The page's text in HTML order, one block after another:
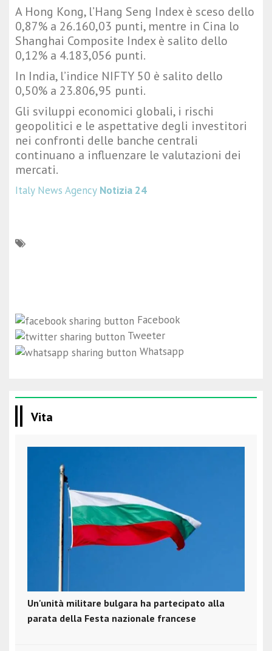
A Hong Kong, l’Hang Seng Indexè sceso dello
0,87% a 26.160,03 punti, mentre in Cina lo
Shanghai Composite Indexè salito dello
0,12% a 4.183,056 punti.
In India, l’indice NIFTY 50 è salito dello
0,50% a 23.806,95 punti.
Gli sviluppi economici globali, i rischi
geopolitici e le aspettative degli investitori
nei confronti delle banche centrali
continuano a influenzare le valutazioni dei
mercati.
Italy News Agency Notizia 24
Facebook
Tweeter
Whatsapp
Vita
Un'unità militare bulgara ha partecipato alla
parata della Festa nazionale francese